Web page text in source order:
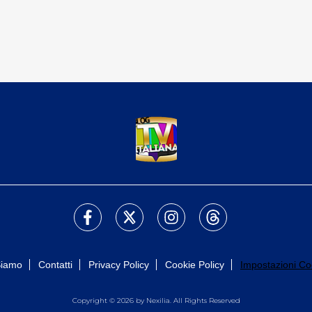
Contatti Privacy Policy Cookie Policy Impostazioni
Copyright © 2026 by Nexilia. All Rights Reserved